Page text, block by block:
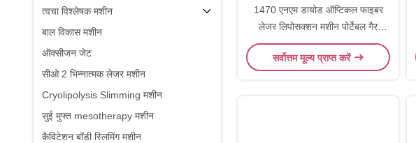
त्वचा विश्लेषक मशीन
बाल विकास मशीन
ऑक्सीजन जेट
सीओ 2 भिन्नात्मक लेजर मशीन
Cryolipolysis Slimming मशीन
सुई मुफ्त mesotherapy मशीन
कैविटेशन बॉडी स्लिमिंग मशीन
1470 एनएम डायोड ऑप्टिकल फाइबर
लेजर लिपोसक्शन मशीन पोर्टेबल गैर
सर्जिकल
सर्वोत्तम मूल्य प्राप्त करें